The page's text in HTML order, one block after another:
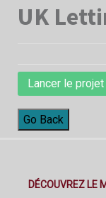
UK
Lancer le projet
Go Back
DÉCOUVREZ LE